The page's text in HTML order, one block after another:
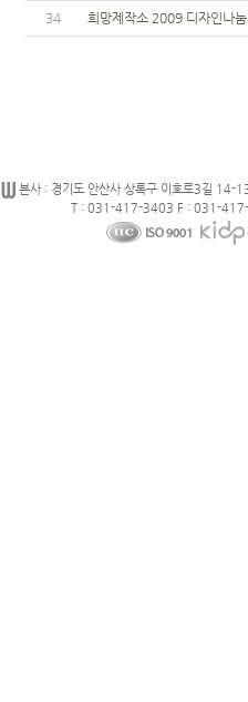
34 희망제작소 2009 디자인나
본사 : 경기도 안산사 상록구 이호로3길 14-
T : 031-417-3403 F : 031-